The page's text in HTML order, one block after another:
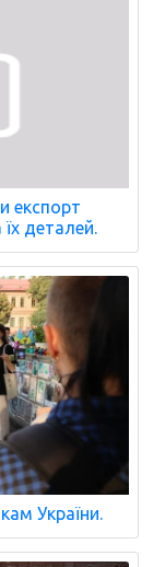
експорт
їх деталей.
України.